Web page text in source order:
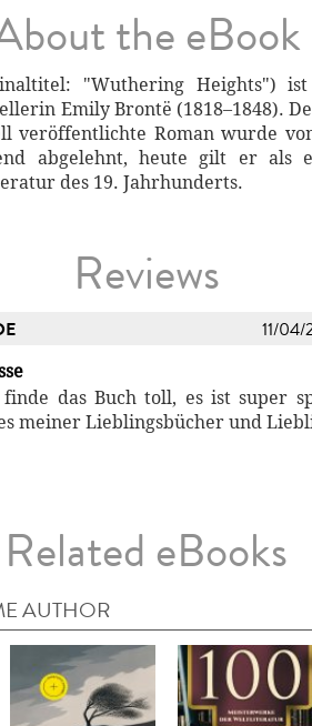
the eBook
"Wuthering Heights")
Emily Brontë (1818–1848).
veröffentlichte Roman wurde
abgelehnt, heute gilt er als
des 19. Jahrhunderts.
Reviews
11/04/
das Buch toll, es ist super
meiner Lieblingsbücher und
Related eBooks
AUTHOR